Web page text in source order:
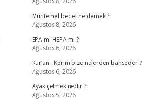
Muhtemel bedel ne demek ?
Ağustos 8, 2026
EPA mı HEPA mı ?
Ağustos 6, 2026
Kur’an-ı Kerim bize nelerden bahseder ?
Ağustos 6, 2026
Ayak çelmek nedir ?
Ağustos 5, 2026